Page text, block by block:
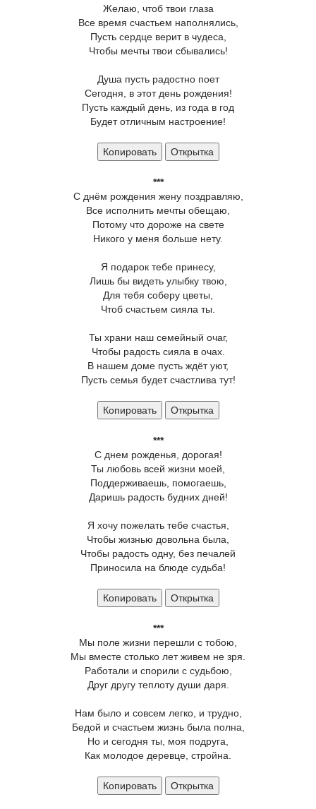
Желаю, чтоб твои глаза
Все время счастьем наполнялись,
Пусть сердце верит в чудеса,
Чтобы мечты твои сбывались!
Душа пусть радостно поет
Сегодня, в этот день рождения!
Пусть каждый день, из года в год
Будет отличным настроение!
Копировать Открытка
***
С днём рождения жену поздравляю,
Все исполнить мечты обещаю,
Потому что дороже на свете
Никого у меня больше нету.
Я подарок тебе принесу,
Лишь бы видеть улыбку твою,
Для тебя соберу цветы,
Чтоб счастьем сияла ты.
Ты храни наш семейный очаг,
Чтобы радость сияла в очах.
В нашем доме пусть ждёт уют,
Пусть семья будет счастлива тут!
Копировать Открытка
***
С днем рожденья, дорогая!
Ты любовь всей жизни моей,
Поддерживаешь, помогаешь,
Даришь радость будних дней!
Я хочу пожелать тебе счастья,
Чтобы жизнью довольна была,
Чтобы радость одну, без печалей
Приносила на блюде судьба!
Копировать Открытка
***
Мы поле жизни перешли с тобою,
Мы вместе столько лет живем не зря.
Работали и спорили с судьбою,
Друг другу теплоту души даря.
Нам было и совсем легко, и трудно,
Бедой и счастьем жизнь была полна,
Но и сегодня ты, моя подруга,
Как молодое деревце, стройна.
Копировать Открытка